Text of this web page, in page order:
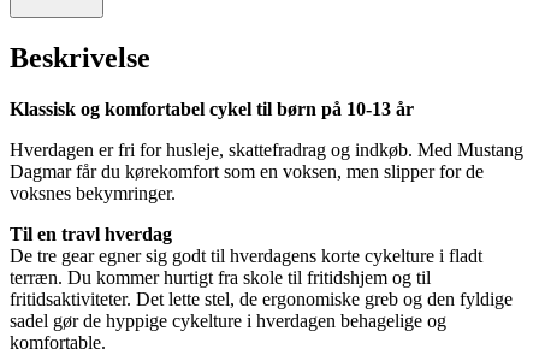
Beskrivelse
Klassisk og komfortabel cykel til børn på 10-13 år
Hverdagen er fri for husleje, skattefradrag og indkøb. Med Mustang
Dagmar får du kørekomfort som en voksen, men slipper for de
voksnes bekymringer.
Til en travl hverdag
De tre gear egner sig godt til hverdagens korte cykelture i fladt
terræn. Du kommer hurtigt fra skole til fritidshjem og til
fritidsaktiviteter. Det lette stel, de ergonomiske greb og den fyldige
sadel gør de hyppige cykelture i hverdagen behagelige og
komfortable.